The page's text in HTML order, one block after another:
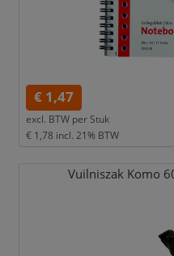
€ 1,47
excl. BTW per Stuk
€ 1,78 incl. 21% BTW
Vuilniszak Komo